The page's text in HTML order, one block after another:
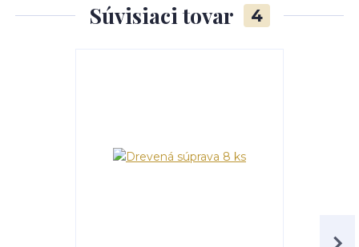
Súvisiaci tovar 4